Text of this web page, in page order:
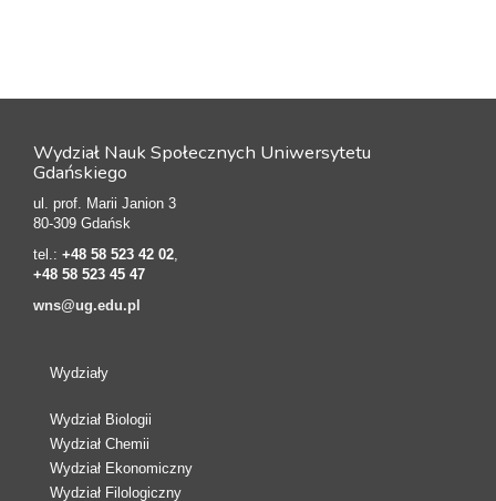
Wydział Nauk Społecznych Uniwersytetu
Gdańskiego
ul. prof. Marii Janion 3
80-309 Gdańsk
tel.: +48 58 523 42 02,
+48 58 523 45 47
wns@ug.edu.pl
Wydziały
Wydział Biologii
Wydział Chemii
Wydział Ekonomiczny
Wydział Filologiczny